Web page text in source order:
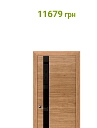
11679 грн